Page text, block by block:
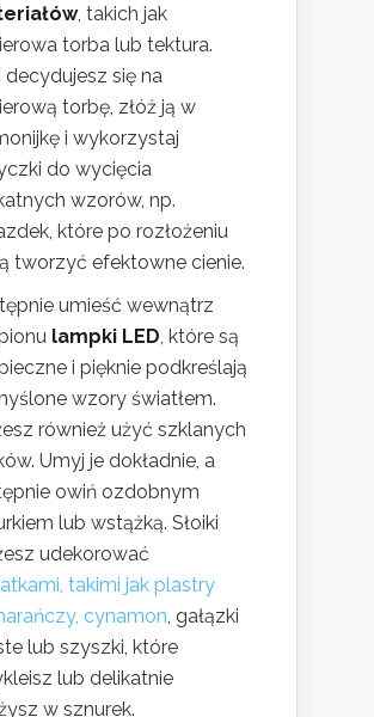
, takich jak
torba lub tektura.
decydujesz się na
torbę, złóż ją w
i wykorzystaj
do wycięcia
wzorów, np.
które po rozłożeniu
tworzyć efektowne cienie.
umieść wewnątrz
lampki LED, które są
i pięknie podkreślają
wzory światłem.
również użyć szklanych
Umyj je dokładnie, a
owiń ozdobnym
lub wstążką. Słoiki
udekorować
takimi jak plastry
cynamon, gałązki
lub szyszki, które
lub delikatnie
w sznurek.